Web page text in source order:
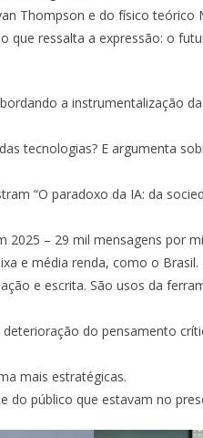
Thompson e do físico teórico
que ressalta a expressão: o
a instrumentalização
tecnologias? E argumenta
“O paradoxo da IA: da
2025 – 29 mil mensagens por
e média renda, como o Brasil.
e escrita. São usos da
do pensamento
mais estratégicas.
público que estavam no